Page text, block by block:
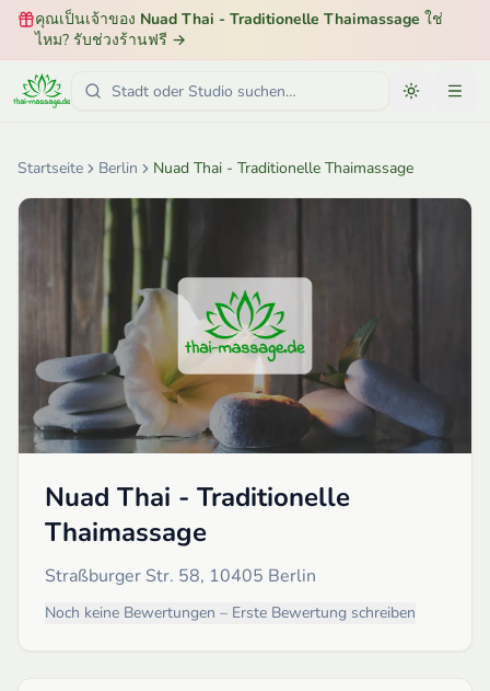
คุณเป็นเจ้าของ Nuad Thai - Traditionelle Thaimassage ใช่
ไหม? รับช่วงร้านฟรี →
Startseite Berlin Nuad Thai - Traditionelle Thaimassage
Nuad Thai - Traditionelle
Thaimassage
Straßburger Str. 58, 10405 Berlin
Noch keine Bewertungen – Erste Bewertung schreiben